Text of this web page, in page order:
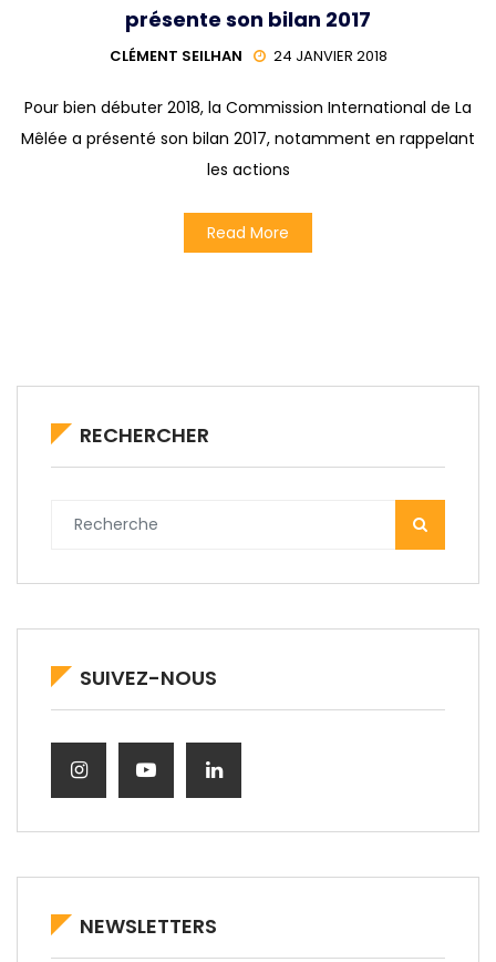
présente son bilan 2017
CLÉMENT SEILHAN 24 JANVIER 2018
Pour bien débuter 2018, la Commission International de La
Mêlée a présenté son bilan 2017, notamment en rappelant
les actions
Read More
RECHERCHER
SUIVEZ-NOUS
NEWSLETTERS